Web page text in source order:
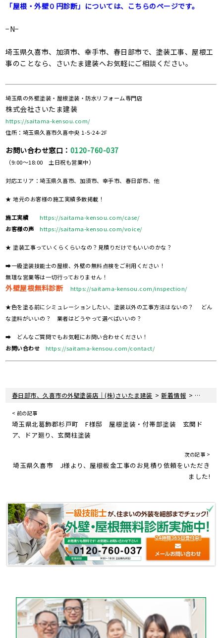
「屋根・外壁０円診断」については、こちらのページです。
−N−
埼玉県久喜市、加須市、幸手市、春日部市で、塗装工事、屋根工
事のことなら、さいたま建装へお気軽にご相談ください。
埼玉県の外壁塗装・屋根塗装・防水リフォーム専門店
株式会社さいたま建装
https://saitama-kensou.com/
住所：埼玉県久喜市久喜中央 1-5-24-2F
お問い合わせ窓口： 0120-760-037
（9:00～18:00 土日祝も営業中）
対応エリア：埼玉県久喜市、加須市、幸手市、春日部市、他
★ 地元のお客様の施工実績多数掲載！
施工実績
https://saitama-kensou.com/case/
お客様の声
https://saitama-kensou.com/voice/
★ 塗装工事っていくらくらいなの？見積りだけでもいいのかな？
➡一級塗装技能士の屋根、外壁の無料点検をご利用ください！
無理な営業等は一切行っておりません！
外壁屋根無料診断 https://saitama-kensou.com/inspection/
★色を塗る前にシミュレーションしたい、塗装以外の工事方法はないの？ どん
な塗料がいいの？ 業者はどうやって選べばいいの？
➡ どんなご質問でもお気軽にお問い合わせください！
お問い合わせ
https://saitama-kensou.com/contact/
春日部市、久喜市の外壁塗装店｜(株)さいたま建装 >新着情報 > 埼玉県
< 前の記事
埼玉県北葛飾郡杉戸町 F様邸 屋根塗装・付帯部塗装 玄関ド
ア、ドア廻り、玄関柱塗装
次の記事 >
埼玉県久喜市 J様より、屋根板金工事のお見積り依頼をいただき
ました!